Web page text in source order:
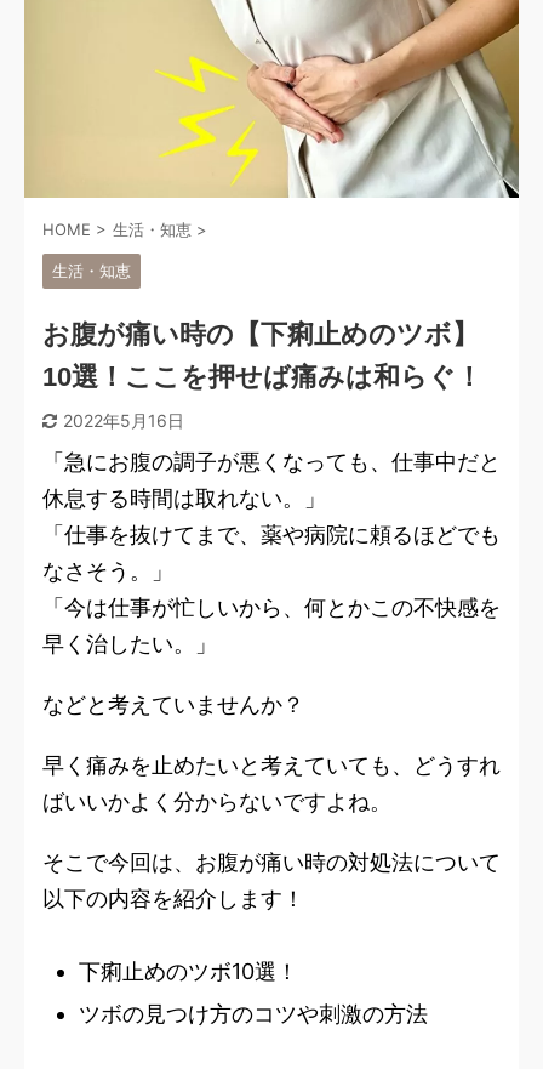
HOME > 生活・知恵 >
生活・知恵
お腹が痛い時の【下痢止めのツボ】
10選！ここを押せば痛みは和らぐ！
2022年5月16日
「急にお腹の調子が悪くなっても、仕事中だと
休息する時間は取れない。」
「仕事を抜けてまで、薬や病院に頼るほどでも
なさそう。」
「今は仕事が忙しいから、何とかこの不快感を
早く治したい。」
などと考えていませんか？
早く痛みを止めたいと考えていても、どうすれ
ばいいかよく分からないですよね。
そこで今回は、お腹が痛い時の対処法について
以下の内容を紹介します！
下痢止めのツボ10選！
ツボの見つけ方のコツや刺激の方法